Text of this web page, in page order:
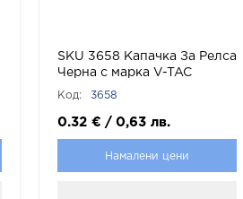
SKU 3658 Капачка За Релса
Черна с марка V-TAC
Код: 3658
0.32 € / 0,63 лв.
Намалени цени